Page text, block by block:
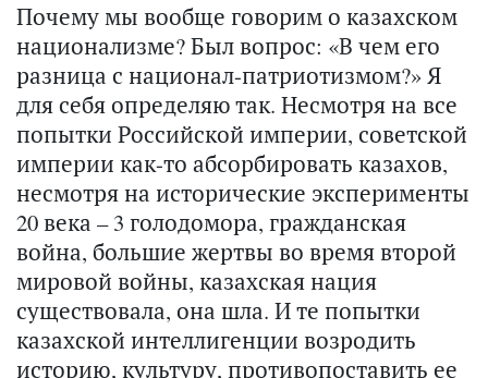
Почему мы вообще говорим о казахском
национализме? Был вопрос: «В чем его
разница с национал-патриотизмом?» Я
для себя определяю так. Несмотря на все
попытки Российской империи, советской
империи как-то абсорбировать казахов,
несмотря на исторические эксперименты
20 века – 3 голодомора, гражданская
война, большие жертвы во время второй
мировой войны, казахская нация
существовала, она шла. И те попытки
казахской интеллигенции возродить
историю, культуру, противопоставить ее